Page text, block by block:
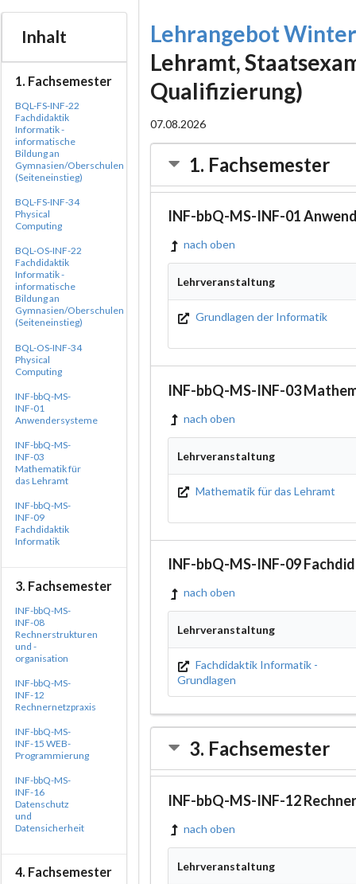
Inhalt
1. Fachsemester
BQL-FS-INF-22
Fachdidaktik
Informatik -
informatische
Bildung an
Gymnasien/Oberschulen
(Seiteneinstieg)
BQL-FS-INF-34
Physical
Computing
BQL-OS-INF-22
Fachdidaktik
Informatik -
informatische
Bildung an
Gymnasien/Oberschulen
(Seiteneinstieg)
BQL-OS-INF-34
Physical
Computing
INF-bbQ-MS-
INF-01
Anwendersysteme
INF-bbQ-MS-
INF-03
Mathematik für
das Lehramt
INF-bbQ-MS-
INF-09
Fachdidaktik
Informatik
3. Fachsemester
INF-bbQ-MS-
INF-08
Rechnerstrukturen
und -
organisation
INF-bbQ-MS-
INF-12
Rechnernetzpraxis
INF-bbQ-MS-
INF-15 WEB-
Programmierung
INF-bbQ-MS-
INF-16
Datenschutz
und
Datensicherheit
4. Fachsemester
Lehrangebot
Lehramt,
Qualifizierung)
07.08.2026
1. Fachsemester
INF-bbQ-MS-INF-01
nach oben
Lehrveranstaltung
Grundlagen der Informatik
INF-bbQ-MS-INF-03
nach oben
Lehrveranstaltung
Mathematik für das Lehramt
INF-bbQ-MS-INF-09
nach oben
Lehrveranstaltung
Fachdidaktik Informatik -
Grundlagen
3. Fachsemester
INF-bbQ-MS-INF-12
nach oben
Lehrveranstaltung